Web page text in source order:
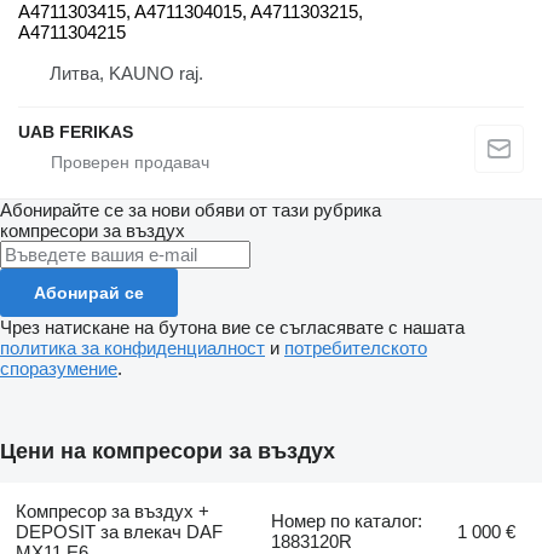
A4711303415, A4711304015, A4711303215,
A4711304215
Литва, KAUNO raj.
UAB FERIKAS
Абонирайте се за нови обяви от тази рубрика
компресори за въздух
Абонирай се
Чрез натискане на бутона вие се съгласявате с нашата
политика за конфиденциалност и потребителското
споразумение.
Цени на компресори за въздух
Компресор за въздух +
DEPOSIT за влекач DAF
Номер по каталог:
1883120R
1 000 €